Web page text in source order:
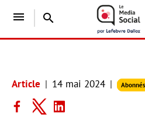
menu search
Article 14 mai 2024 Abonnés